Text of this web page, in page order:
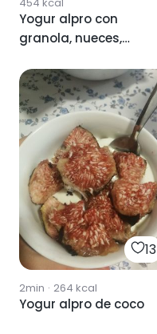
Yogur alpro con
granola, nueces,
y kiwi
13
2min · 264 kcal
Yogur alpro de coco